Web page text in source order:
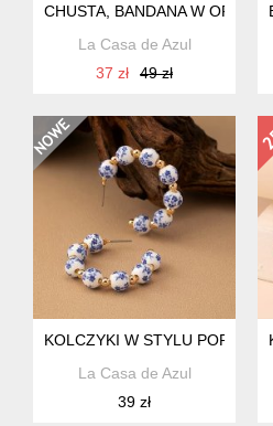
CHUSTA, BANDANA W
La Casa de Azul
37 zł
49 zł
KOLCZYKI W STYLU
La Casa de Azul
39 zł